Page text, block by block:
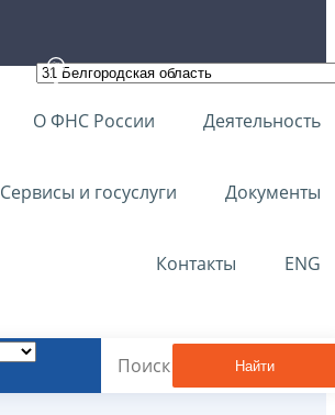
О ФНС России Деятельность
Сервисы и госуслуги Документы
Контакты ENG
Найти